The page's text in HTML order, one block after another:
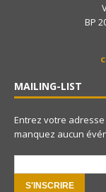
BP
MAILING-LIST
Entrez votre
manquez aucun